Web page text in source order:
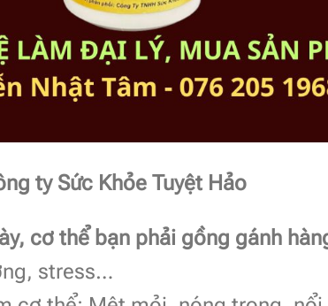
ty Sức Khỏe Tuyệt Hảo
cơ thể bạn phải gồng gánh
stress…